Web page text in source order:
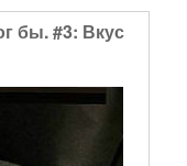
бы. #3: Вкус